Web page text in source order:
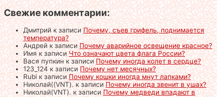
Свежие комментарии:
Дмитрийк записиПочему, съев грифель, поднимается
температура?
Андрейк записиПочему аварийное освещение красное?
Имяк записиЧто означают цвета флага России?
Вася пупкинк записиПочему иногда колет в сердце?
123_124к записиПочему нет месячных?
Rubiк записиПочему кошки иногда мнут лапками?
Николай((VNT).к записиПочему иногда звенит в ушах?
Николай(VNT).к записиПочему медведи впадают в